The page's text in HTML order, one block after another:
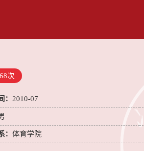
次
： 2010-07
： 体育学院